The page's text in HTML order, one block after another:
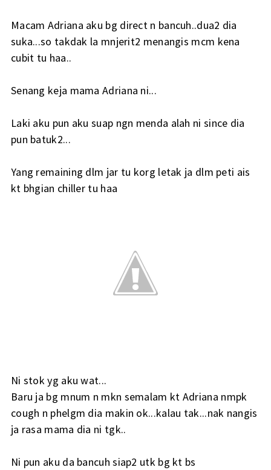
Macam Adriana aku bg direct n bancuh..dua2 dia
suka...so takdak la mnjerit2 menangis mcm kena
cubit tu haa..
Senang keja mama Adriana ni...
Laki aku pun aku suap ngn menda alah ni since dia
pun batuk2...
Yang remaining dlm jar tu korg letak ja dlm peti ais
kt bhgian chiller tu haa
Ni stok yg aku wat...
Baru ja bg mnum n mkn semalam kt Adriana nmpk
cough n phelgm dia makin ok...kalau tak...nak nangis
ja rasa mama dia ni tgk..
Ni pun aku da bancuh siap2 utk bg kt bs